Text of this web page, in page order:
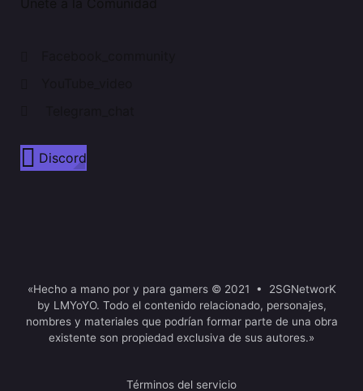
Discord
«Hecho a mano por y para gamers © 2021 • 2SGNetworK
by LMYoYO. Todo el contenido relacionado, personajes,
nombres y materiales que podrían formar parte de una obra
existente son propiedad exclusiva de sus autores.»
Términos del servicio